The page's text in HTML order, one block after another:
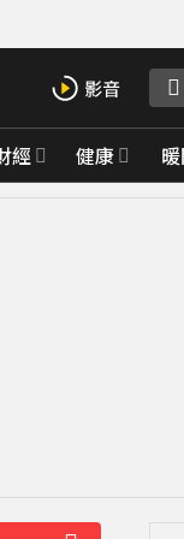
經 健康